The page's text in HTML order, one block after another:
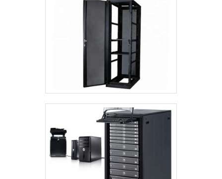
de última geração para confecção dos
produtos. Todos esses fatores,
agregados a uma equipe com
colaboradores prestativos e ágeis e
equipe eficiente, fecha todo o ciclo de
entrega com excelência para toda a